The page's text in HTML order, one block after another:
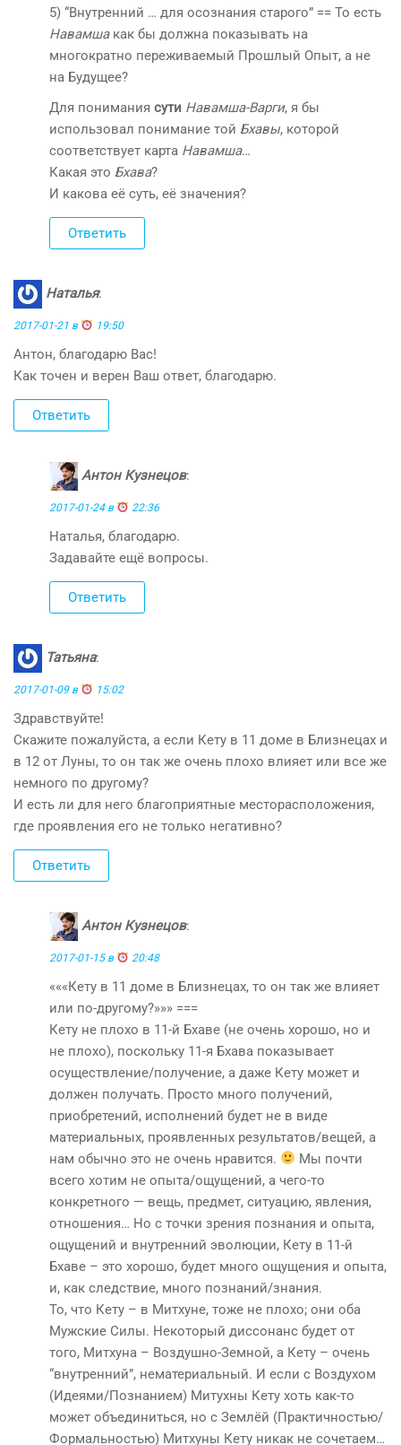
5) “Внутренний … для осознания старого” == То есть
Навамшакак бы должна показывать на
многократно переживаемый Прошлый Опыт, а не
на Будущее?
Для понимания сути Навамша-Варги, я бы
использовал понимание той Бхавы, которой
соответствует карта Навамша…
Какая это Бхава?
И какова её суть, её значения?
Ответить
Наталья:
2017-01-21 в 19:50
Антон, благодарю Вас!
Как точен и верен Ваш ответ, благодарю.
Ответить
Антон Кузнецов:
2017-01-24 в 22:36
Наталья, благодарю.
Задавайте ещё вопросы.
Ответить
Татьяна:
2017-01-09 в 15:02
Здравствуйте!
Скажите пожалуйста, а если Кету в 11 доме в Близнецах и
в 12 от Луны, то он так же очень плохо влияет или все же
немного по другому?
И есть ли для него благоприятные месторасположения,
где проявления его не только негативно?
Ответить
Антон Кузнецов:
2017-01-15 в 20:48
«««Кету в 11 доме в Близнецах, то он так же влияет
или по-другому?»»» ===
Кету не плохо в 11-й Бхаве (не очень хорошо, но и
не плохо), поскольку 11-я Бхава показывает
осуществление/получение, а даже Кету может и
должен получать. Просто много получений,
приобретений, исполнений будет не в виде
материальных, проявленных результатов/вещей, а
нам обычно это не очень нравится.
Мы почти
всего хотим не опыта/ощущений, а чего-то
конкретного — вещь, предмет, ситуацию, явления,
отношения… Но с точки зрения познания и опыта,
ощущений и внутренний эволюции, Кету в 11-й
Бхаве – это хорошо, будет много ощущения и опыта,
и, как следствие, много познаний/знания.
То, что Кету – в Митхуне, тоже не плохо; они оба
Мужские Силы. Некоторый диссонанс будет от
того, Митхуна – Воздушно-Земной, а Кету – очень
“внутренний”, нематериальный. И если с Воздухом
(Идеями/Познанием) Митухны Кету хоть как-то
может объединиться, но с Землёй (Практичностью/
Формальностью) Митхуны Кету никак не сочетаем…